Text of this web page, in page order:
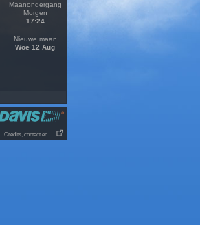
Maanondergang
Morgen
17:24
Nieuwe maan
Woe 12 Aug
Credits, contact en . . .